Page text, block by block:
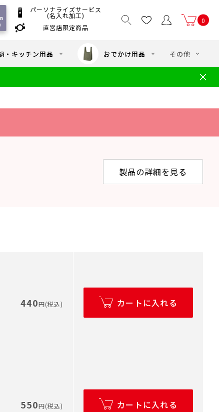
以上送料無料
ト
ギフトのご案内
パーソナライズサービス
(名入れ加工)
直営店限定商品
0
・キッチン用品 おでかけ用品 その他
製品の詳細を見る
440円(税込) カートに入れる
550円(税込) カートに入れる